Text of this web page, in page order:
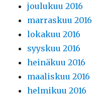
joulukuu 2016
marraskuu 2016
lokakuu 2016
syyskuu 2016
heinäkuu 2016
maaliskuu 2016
helmikuu 2016